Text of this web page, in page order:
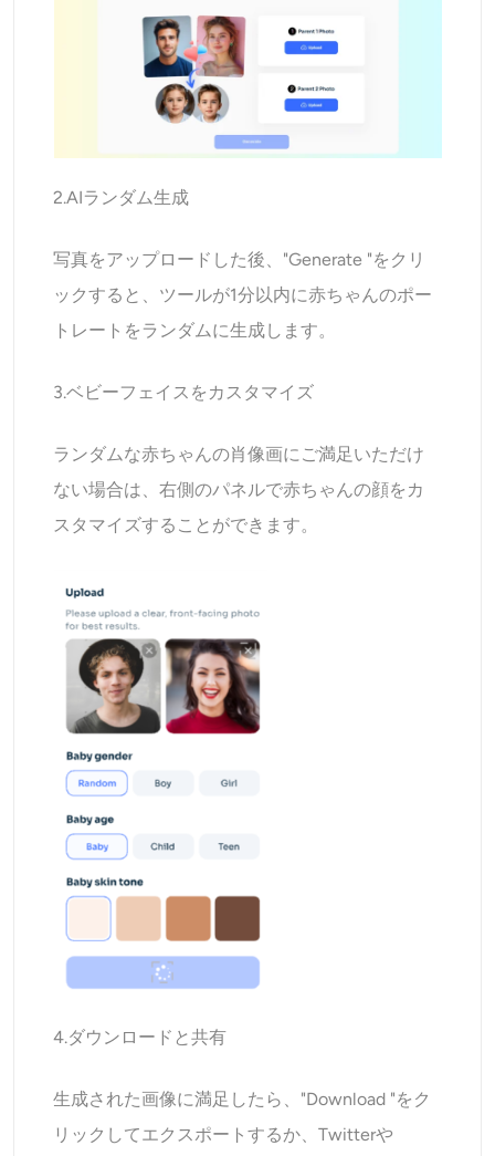
2.AIランダム生成
写真をアップロードした後、"Generate "をクリ
ックすると、ツールが1分以内に赤ちゃんのポー
トレートをランダムに生成します。
3.ベビーフェイスをカスタマイズ
ランダムな赤ちゃんの肖像画にご満足いただけ
ない場合は、右側のパネルで赤ちゃんの顔をカ
スタマイズすることができます。
4.ダウンロードと共有
生成された画像に満足したら、"Download "をク
リックしてエクスポートするか、Twitterや